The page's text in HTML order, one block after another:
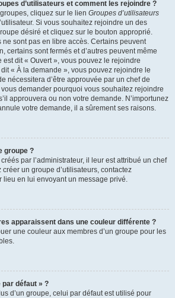
d’utilisateurs et comment les rejoindre ?
cliquez sur le lien Groupes d’utilisateurs
Si vous souhaitez rejoindre un des
désiré et cliquez sur le bouton approprié.
ne sont pas en libre accès. Certains peuvent
certains sont fermés et d’autres peuvent même
dit « Ouvert », vous pouvez le rejoindre
« À la demande », vous pouvez rejoindre le
nécessitera d’être approuvée par un chef de
demander pourquoi vous souhaitez rejoindre
approuvera ou non votre demande. N’importunez
votre demande, il a sûrement ses raisons.
groupe ?
par l’administrateur, il leur est attribué un chef
un groupe d’utilisateurs, contactez
lieu en lui envoyant un message privé.
apparaissent dans une couleur différente ?
une couleur aux membres d’un groupe pour les
par défaut » ?
d’un groupe, celui par défaut est utilisé pour